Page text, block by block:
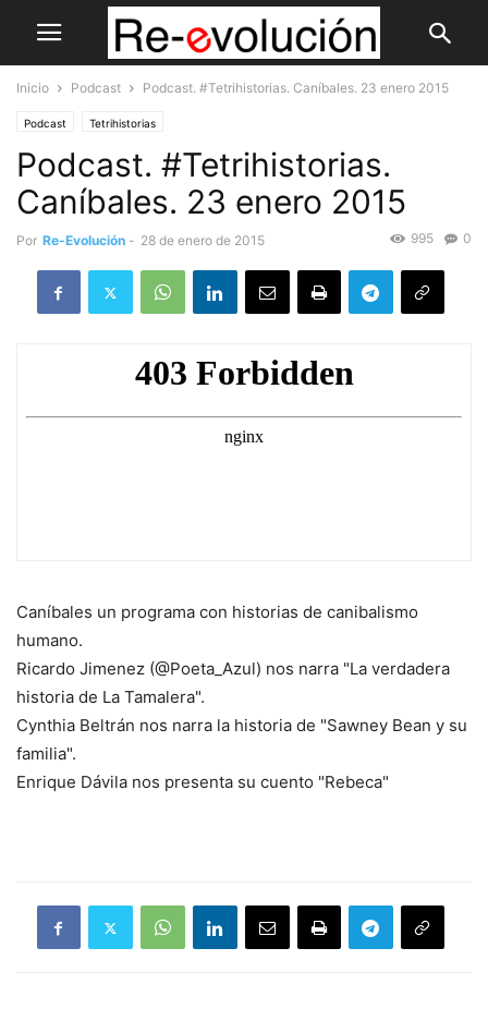
Inicio Podcast Podcast. #Tetrihistorias. Caníbales. 23 enero 2015
Podcast Tetrihistorias
Podcast. #Tetrihistorias.
Caníbales. 23 enero 2015
Por Re-Evolución - 28 de enero de 2015 0
995
Caníbales un programa con historias de canibalismo
humano.
Ricardo Jimenez (@Poeta_Azul) nos narra "La verdadera
historia de La Tamalera".
Cynthia Beltrán nos narra la historia de "Sawney Bean y su
familia".
Enrique Dávila nos presenta su cuento "Rebeca"